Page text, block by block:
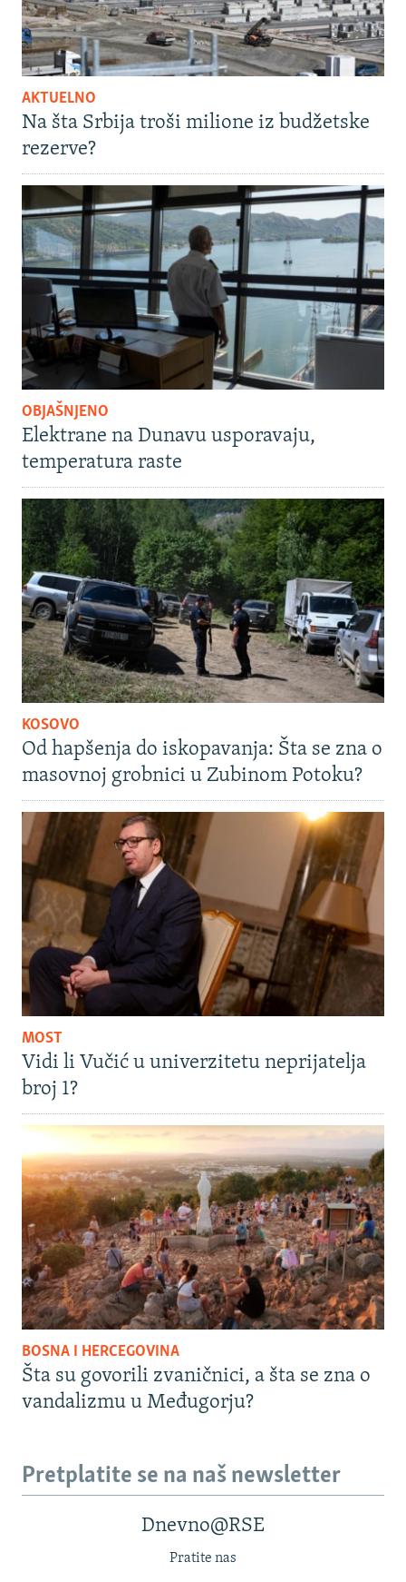
AKTUELNO
Na šta Srbija troši milione iz budžetske
rezerve?
OBJAŠNJENO
Elektrane na Dunavu usporavaju,
temperatura raste
KOSOVO
Od hapšenja do iskopavanja: Šta se zna o
masovnoj grobnici u Zubinom Potoku?
MOST
Vidi li Vučić u univerzitetu neprijatelja
broj 1?
BOSNA I HERCEGOVINA
Šta su govorili zvaničnici, a šta se zna o
vandalizmu u Međugorju?
Pretplatite se na naš newsletter
Dnevno@RSE
Pratite nas